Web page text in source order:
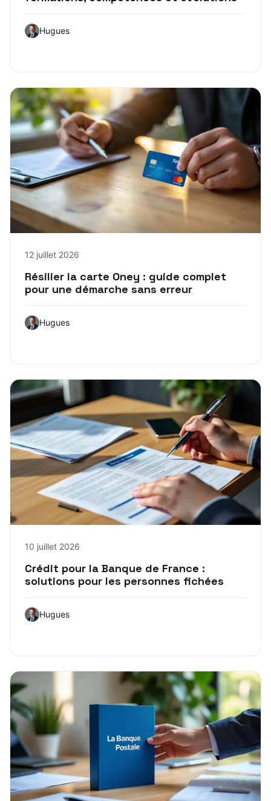
Hugues
12 juillet 2026
Résilier la carte Oney : guide complet
pour une démarche sans erreur
Hugues
10 juillet 2026
Crédit pour la Banque de France :
solutions pour les personnes fichées
Hugues